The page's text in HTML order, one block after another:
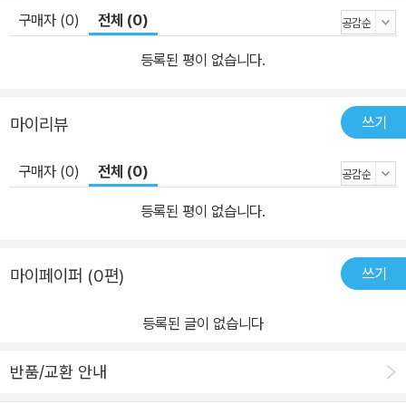
구매자 (0) 전체 (0)
등록된 평이 없습니다.
마이리뷰 쓰기
구매자 (0) 전체 (0)
등록된 평이 없습니다.
마이페이퍼 (0편) 쓰기
등록된 글이 없습니다
반품/교환 안내